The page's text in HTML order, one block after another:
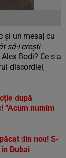
și un mesaj cu
să-i crești
Bodi? Ce s-a
discordiei,
după
“Acum numim
din nou! S-
Dubai